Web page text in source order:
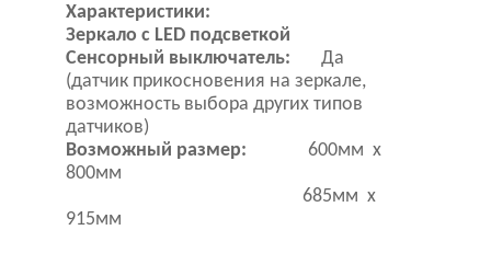
Характеристики:
Зеркало с LED подсветкой
Сенсорный выключатель: Да
(датчик прикосновения на зеркале,
возможность выбора других типов
датчиков)
Возможный размер: 600мм x
800мм
685мм х
915мм